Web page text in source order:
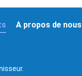
A propos de nous